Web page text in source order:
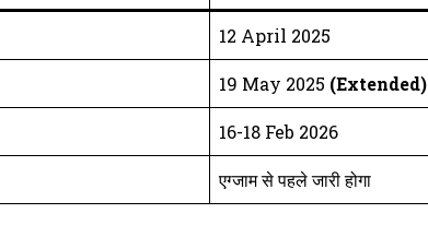
12 April 2025
19 May 2025 (Extended)
16-18 Feb 2026
एग्जाम से पहले जारी होगा